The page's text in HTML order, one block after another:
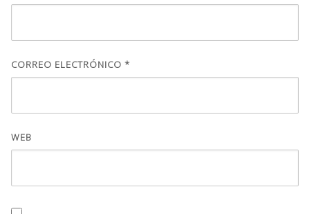
CORREO ELECTRÓNICO *
WEB